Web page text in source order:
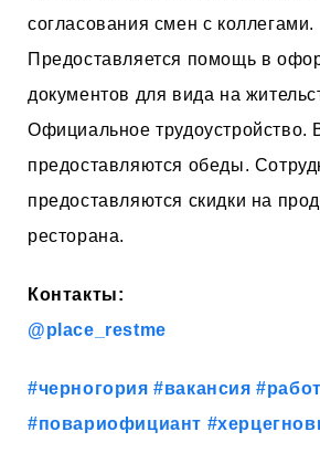
согласования смен с коллегами.
Предоставляется помощь в
документов для вида на
Официальное трудоустройство.
предоставляются обеды.
предоставляются скидки на
ресторана.
Контакты:
@place_restme
#черногория #вакансия
#повариофициант